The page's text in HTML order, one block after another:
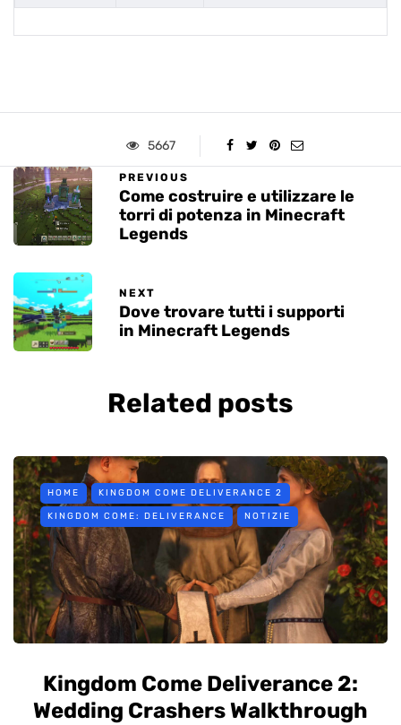
5667
PREVIOUS
Come costruire e utilizzare le
torri di potenza in Minecraft
Legends
NEXT
Dove trovare tutti i supporti
in Minecraft Legends
Related posts
HOME KINGDOM COME DELIVERANCE 2
KINGDOM COME: DELIVERANCE NOTIZIE
Kingdom Come Deliverance 2:
Wedding Crashers Walkthrough